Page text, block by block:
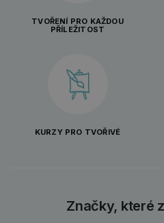
TVOŘENÍ PRO KAŽDOU
PŘÍLEŽITOST
KURZY PRO TVOŘIVÉ
Značky, které